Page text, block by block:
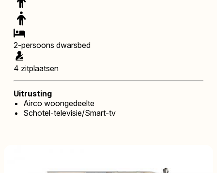
2-persoons dwarsbed
4 zitplaatsen
Uitrusting
Airco woongedeelte
Schotel-televisie/Smart-tv